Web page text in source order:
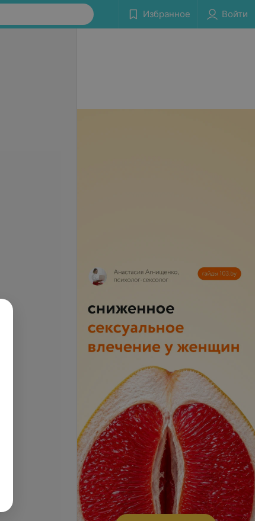
Избранное Войти